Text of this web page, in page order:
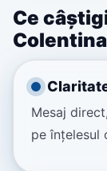
Ce
Colentina
Mesaj
pe înțelesul